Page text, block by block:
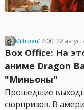
Miltroen12:00, 22
Box Office: На
аниме Dragon
"Миньоны"
Прошедшие
сюрпризов. В